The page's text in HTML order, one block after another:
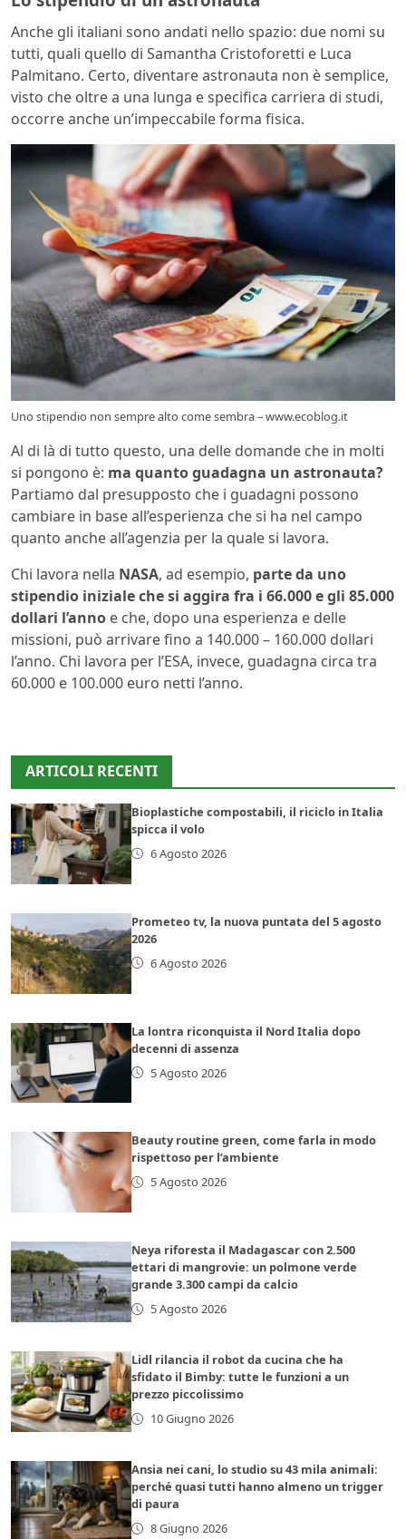
Anche gli italiani sono andati nello spazio: due nomi su
tutti, quali quello di Samantha Cristoforetti e Luca
Palmitano. Certo, diventare astronauta non è semplice,
visto che oltre a una lunga e specifica carriera di studi,
occorre anche un’impeccabile forma fisica.
Uno stipendio non sempre alto come sembra – www.ecoblog.it
Al di là di tutto questo, una delle domande che in molti
si pongono è: ma quanto guadagna un astronauta?
Partiamo dal presupposto che i guadagni possono
cambiare in base all’esperienza che si ha nel campo
quanto anche all’agenzia per la quale si lavora.
Chi lavora nella NASA, ad esempio, parte da uno
stipendio iniziale che si aggira fra i 66.000 e gli 85.000
dollari l’anno e che, dopo una esperienza e delle
missioni, può arrivare fino a 140.000 – 160.000 dollari
l’anno. Chi lavora per l’ESA, invece, guadagna circa tra
60.000 e 100.000 euro netti l’anno.
ARTICOLI RECENTI
Bioplastiche compostabili, il riciclo in Italia
spicca il volo
6 Agosto 2026
Prometeo tv, la nuova puntata del 5 agosto
2026
6 Agosto 2026
La lontra riconquista il Nord Italia dopo
decenni di assenza
5 Agosto 2026
Beauty routine green, come farla in modo
rispettoso per l’ambiente
5 Agosto 2026
Neya riforesta il Madagascar con 2.500
ettari di mangrovie: un polmone verde
grande 3.300 campi da calcio
5 Agosto 2026
Lidl rilancia il robot da cucina che ha
sfidato il Bimby: tutte le funzioni a un
prezzo piccolissimo
10 Giugno 2026
Ansia nei cani, lo studio su 43 mila animali:
perché quasi tutti hanno almeno un trigger
di paura
8 Giugno 2026